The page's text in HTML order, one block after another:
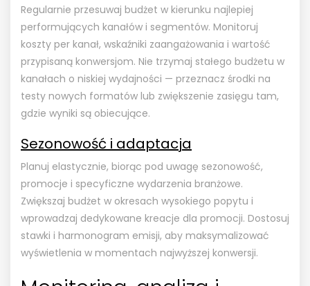
Regularnie przesuwaj budżet w kierunku najlepiej
performujących kanałów i segmentów. Monitoruj
koszty per kanał, wskaźniki zaangażowania i wartość
przypisaną konwersjom. Nie trzymaj stałego budżetu w
kanałach o niskiej wydajności — przeznacz środki na
testy nowych formatów lub zwiększenie zasięgu tam,
gdzie wyniki są obiecujące.
Sezonowość i adaptacja
Planuj elastycznie, biorąc pod uwagę sezonowość,
promocje i specyficzne wydarzenia branżowe.
Zwiększaj budżet w okresach wysokiego popytu i
wprowadzaj dedykowane kreacje dla promocji. Dostosuj
stawki i harmonogram emisji, aby maksymalizować
wyświetlenia w momentach najwyższej konwersji.